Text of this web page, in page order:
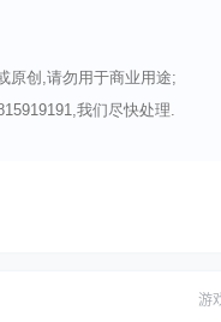
原创,请勿用于商业用途;
我们尽快处理.
游